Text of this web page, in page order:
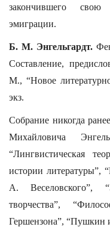
закончившего свою
эмиграции.
Б. М. Энгельгардт.
Составление,
М., “Новое
экз.
Собрание никогда
Михайловича
“Лингвистическая
истории литературы”,
А. Веселовского”,
творчества”,
Гершензона”, “Пушкин